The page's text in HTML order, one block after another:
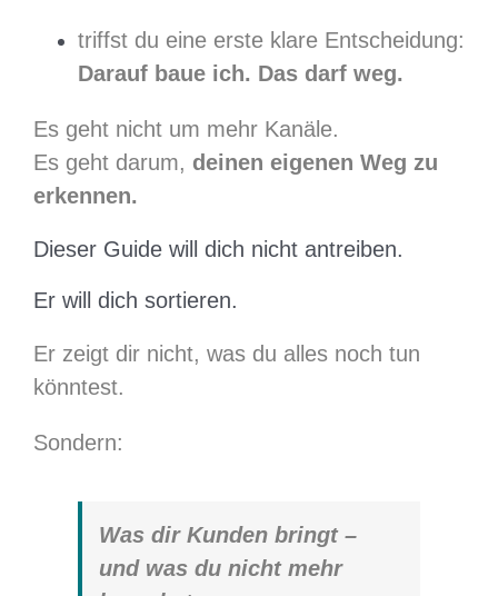
triffst du eine erste klare Entscheidung:
Darauf baue ich. Das darf weg.
Es geht nicht um mehr Kanäle.
Es geht darum, deinen eigenen Weg zu
erkennen.
Dieser Guide will dich nicht antreiben.
Er will dich sortieren.
Er zeigt dir nicht, was du alles noch tun
könntest.
Sondern:
Was dir Kunden bringt –
und was du nicht mehr